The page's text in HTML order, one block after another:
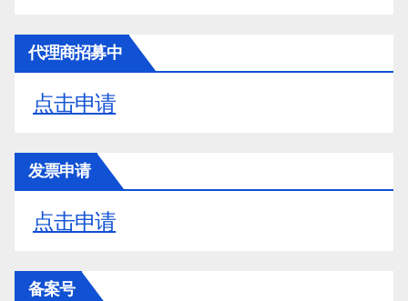
代理商招募中
点击申请
发票申请
点击申请
备案号